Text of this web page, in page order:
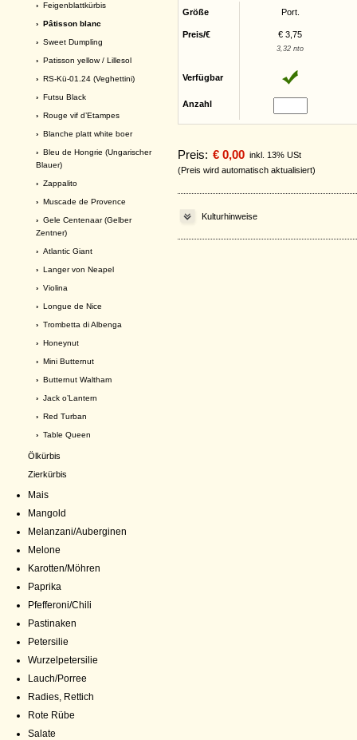
› Feigenblattkürbis
› Pâtisson blanc
› Sweet Dumpling
› Patisson yellow / Lillesol
› RS-Kü-01.24 (Veghettini)
› Futsu Black
› Rouge vif d’Etampes
› Blanche platt white boer
› Bleu de Hongrie (Ungarischer
Blauer)
› Zappalito
› Muscade de Provence
› Gele Centenaar (Gelber
Zentner)
› Atlantic Giant
› Langer von Neapel
› Violina
› Longue de Nice
› Trombetta di Albenga
› Honeynut
› Mini Butternut
› Butternut Waltham
› Jack o’Lantern
› Red Turban
› Table Queen
Ölkürbis
Zierkürbis
Mais
Mangold
Melanzani/Auberginen
Melone
Karotten/Möhren
Paprika
Pfefferoni/Chili
Pastinaken
Petersilie
Wurzelpetersilie
Lauch/Porree
Radies, Rettich
Rote Rübe
Salate
Größe Port.
Preis/€ € 3,75
3,32 nto
Verfügbar
Anzahl
Preis: € 0,00 inkl. 13% USt
(Preis wird automatisch aktualisiert)
Kulturhinweise